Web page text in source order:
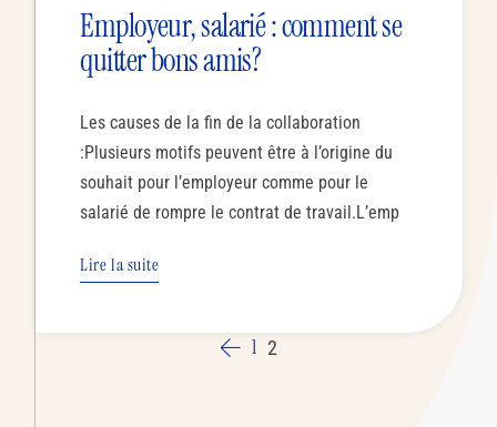
Employeur, salarié : comment se
quitter bons amis?
Les causes de la fin de la collaboration
:Plusieurs motifs peuvent être à l’origine du
souhait pour l’employeur comme pour le
salarié de rompre le contrat de travail.L’emp
Lire la suite
1 2